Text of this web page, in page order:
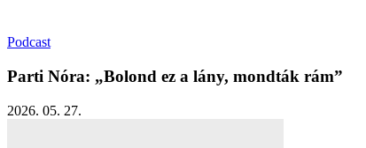
Podcast
Parti Nóra: „Bolond ez a lány, mondták rám”
2026. 05. 27.